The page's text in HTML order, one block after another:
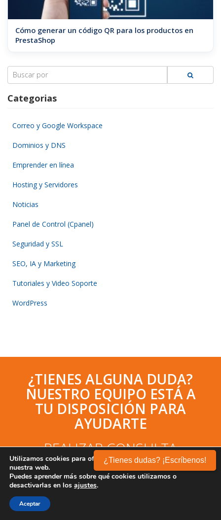
Cómo generar un código QR para los productos en
PrestaShop
Search
for:
Categorias
Correo y Google Workspace
Dominios y DNS
Emprender en línea
Hosting y Servidores
Noticias
Panel de Control (Cpanel)
Seguridad y SSL
SEO, IA y Marketing
Tutoriales y Video Soporte
WordPress
¿TIENES ALGUNA DUDA?
NUESTRO EQUIPO ESTÁ A
TU DISPOSICIÓN PARA
AYUDARTE
REALIZAR CONSULTA
Desde
30 días
Utilizamos cookies para ofrecerte la mejor experiencia en
nuestra web.
Puedes aprender más sobre qué cookies utilizamos o
desactivarlas en los ajustes.
Aceptar
¿Tienes dudas? ¡Escríbenos!